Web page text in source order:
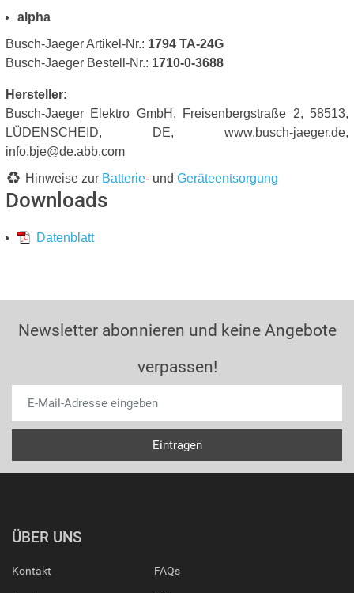
alpha
Busch-Jaeger Artikel-Nr.: 1794 TA-24G
Busch-Jaeger Bestell-Nr.: 1710-0-3688
Hersteller:
Busch-Jaeger Elektro GmbH, Freisenbergstraße 2, 58513,
LÜDENSCHEID, DE, www.busch-jaeger.de,
info.bje@de.abb.com
Hinweise zur Batterie- und Geräteentsorgung
Downloads
Datenblatt
Newsletter abonnieren und keine Angebote
verpassen!
ÜBER UNS
Kontakt FAQs